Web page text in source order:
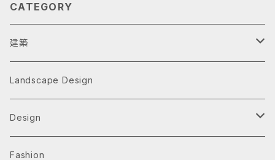
CATEGORY
建築
Architecture Monographs
Alvar Aalto
Arne Jacobsen
History & Reference
Av Monographs
Landscape Design
Design
Graphic
Fashion